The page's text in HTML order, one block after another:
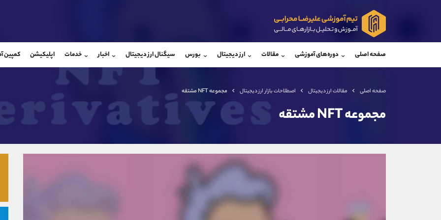
صفحه اصلی دوره‌های آموزشی مقالات ارز دیجیتال بورس سیگنال ارز دیجیتال اخبار خدمات اپلیکیشن کمپین
صفحه اصلی مقالات ارز دیجیتال اصطلاحات بازار ارز دیجیتال مجموعه‌ NFT مشتقه
مجموعه‌ NFT مشتقه
@Armteam_admin_104
@Armteam_admin_103 تلگرام
تلفن